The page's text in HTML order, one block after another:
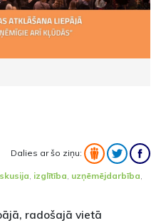
Dalies ar šo ziņu:
, izglītība, uzņēmējdarbība,
radošajā vietā